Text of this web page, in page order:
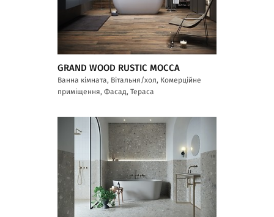
GRAND WOOD RUSTIC MOCCA
Ванна кімната, Вітальня/хол, Комерційне
приміщення, Фасад, Тераса